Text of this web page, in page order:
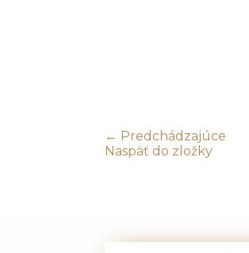
← Predchádzajúce
Naspäť do zložky